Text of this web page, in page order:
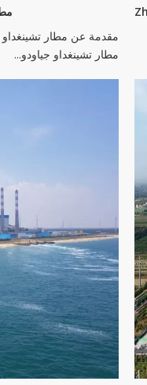
مقدمة عن مطار تشينغداو
مطار تشينغداو جياودو...